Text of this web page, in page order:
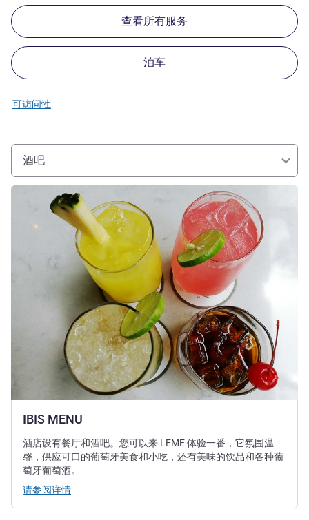
查看所有服务
泊车
可访问性
酒吧
IBIS MENU
请参阅详情
酒店设有餐厅和酒吧。您可以来 LEME 体验一番，它氛围温
馨，供应可口的葡萄牙美食和小吃，还有美味的饮品和各种葡
萄牙葡萄酒。
请参阅详情